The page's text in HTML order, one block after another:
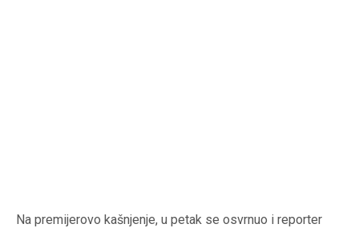
Na premijerovo kašnjenje, u petak se osvrnuo i reporter